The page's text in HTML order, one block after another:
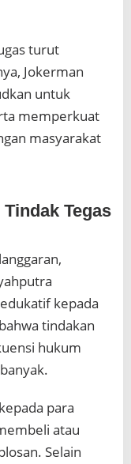
turut
Jokerman
untuk
memperkuat
masyarakat
Tegas
kepada
tindakan
hukum
para
atau
Selain